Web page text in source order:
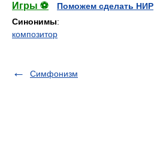
Игры ⚽
Поможем сделать НИР
Синонимы:
композитор
Симфонизм